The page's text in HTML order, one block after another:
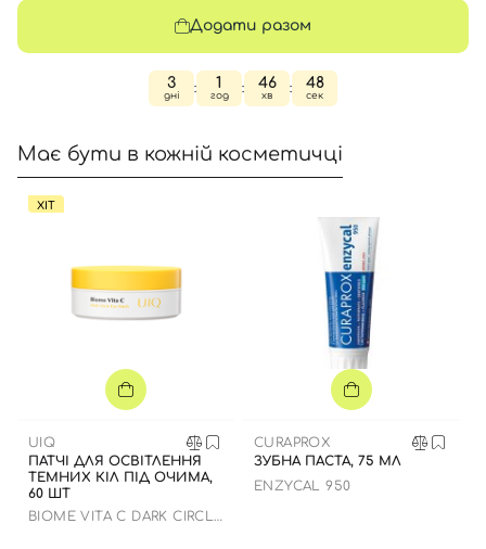
Додати разом
3
дні : 1
год : 46
хв : 47
сек
Має бути в кожній косметичці
ХІТ
UIQ
ПАТЧІ ДЛЯ ОСВІТЛЕННЯ
ТЕМНИХ КІЛ ПІД ОЧИМА,
60 ШТ
BIOME VITA C DARK CIRCLE
CURAPROX
ЗУБНА ПАСТА, 75 МЛ
ENZYCAL 950